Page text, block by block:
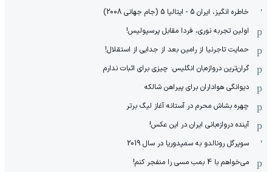
خاطره انگیز، ایران 5 - ایتالیا 5 (جام جهانی 2008)
اولین تجربه نوری، فردا مقابل پرسپولیس!
حمایت تاجرنیا از رامین بعد از جدایی از استقلال!
گران‌ترین دروازه‌بان انگلیس: چیزی برای اثبات ندارم
دیوانگی هواداران برای پیراهن شالکه
چهره بشاش محرم در آستانه آغاز لیگ برتر
آینده دروازه‌بانی ایران در این عکس!
سوپرگل رونالدو به سمپدوریا در سال 2019
می‌خواهم با 4 بمب مسی را منفجر کنم!